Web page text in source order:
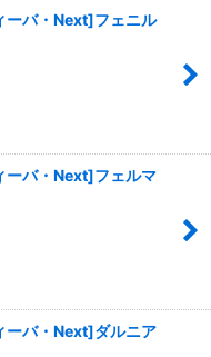
バ・Next]フェニル
バ・Next]フェルマ
バ・Next]ダルニア